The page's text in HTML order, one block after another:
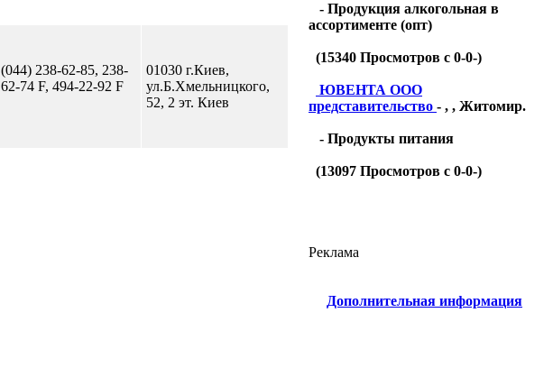
(044) 238-62-85, 238-
62-74 F, 494-22-92 F
01030 г.Киев,
ул.Б.Хмельницкого,
52, 2 эт. Киев
- Продукция алкогольная в
ассортименте (опт)
(15340 Просмотров с 0-0-)
ЮВЕНТА ООО
представительство - , , Житомир.
- Продукты питания
(13097 Просмотров с 0-0-)
Реклама
Дополнительная информация